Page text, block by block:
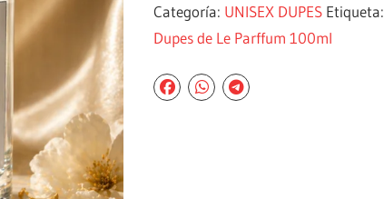
Categoría: UNISEX DUPES Etiqueta:
Dupes de Le Parffum 100ml